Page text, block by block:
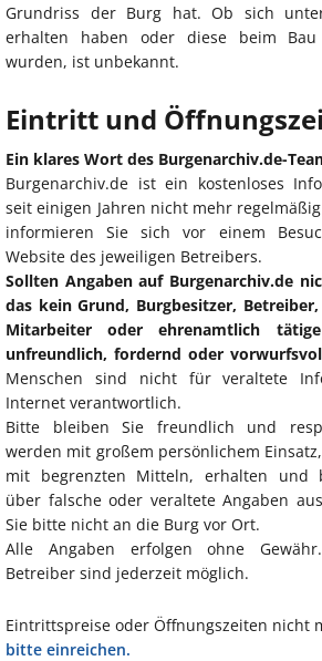
Grundriss der Burg hat. Ob sich
erhalten haben oder diese beim
wurden, ist unbekannt.
Eintritt und
Ein klares Wort des Burgenarchiv.de-
Burgenarchiv.de ist ein kostenloses
seit einigen Jahren nicht mehr
informieren Sie sich vor einem
Website des jeweiligen Betreibers.
Sollten Angaben auf Burgenarchiv.de
das kein Grund, Burgbesitzer,
Mitarbeiter oder ehrenamtlich
unfreundlich, fordernd oder
Menschen sind nicht für veraltete
Internet verantwortlich.
Bitte bleiben Sie freundlich und
werden mit großem persönlichem
mit begrenzten Mitteln, erhalten und
über falsche oder veraltete Angaben
Sie bitte nicht an die Burg vor Ort.
Alle Angaben erfolgen ohne
Betreiber sind jederzeit möglich.
Eintrittspreise oder Öffnungszeiten nicht
bitte einreichen.